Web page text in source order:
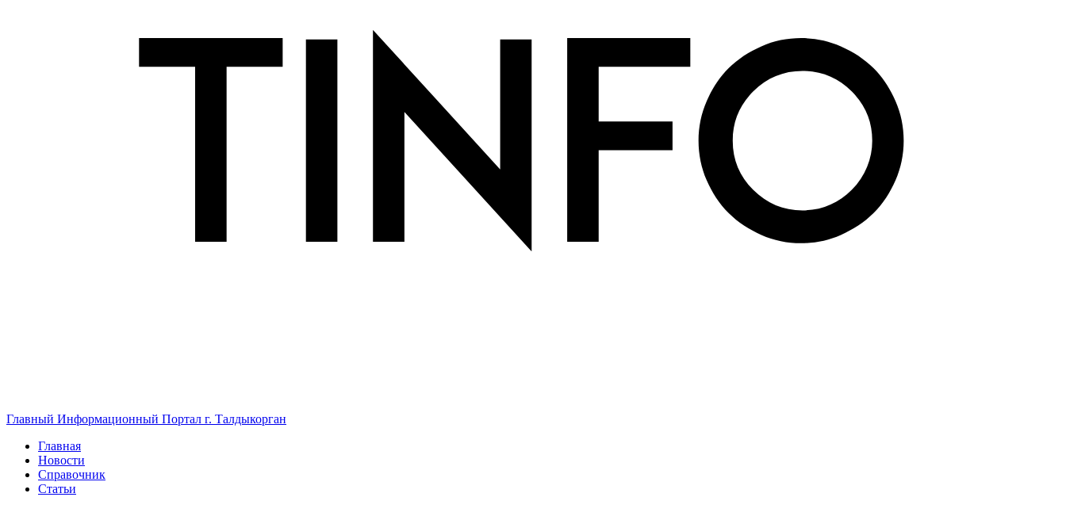
Главный Информационный Портал г. Талдыкорган
Главная
Новости
Справочник
Статьи